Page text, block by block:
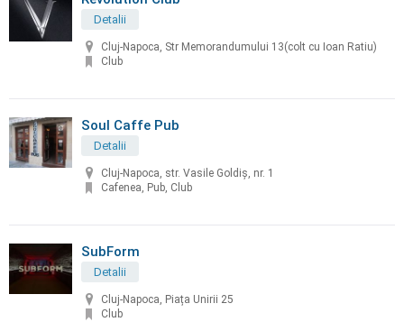
Detalii
Cluj-Napoca, Str Memorandumului 13(colt cu Ioan Ratiu)
Club
Soul Caffe Pub
Detalii
Cluj-Napoca, str. Vasile Goldiș, nr. 1
Cafenea, Pub, Club
SubForm
Detalii
Cluj-Napoca, Piața Unirii 25
Club